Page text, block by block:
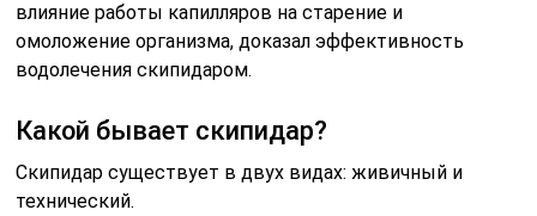
влияние работы капилляров на старение и
омоложение организма, доказал эффективность
водолечения скипидаром.
Какой бывает скипидар?
Скипидар существует в двух видах: живичный и
технический.